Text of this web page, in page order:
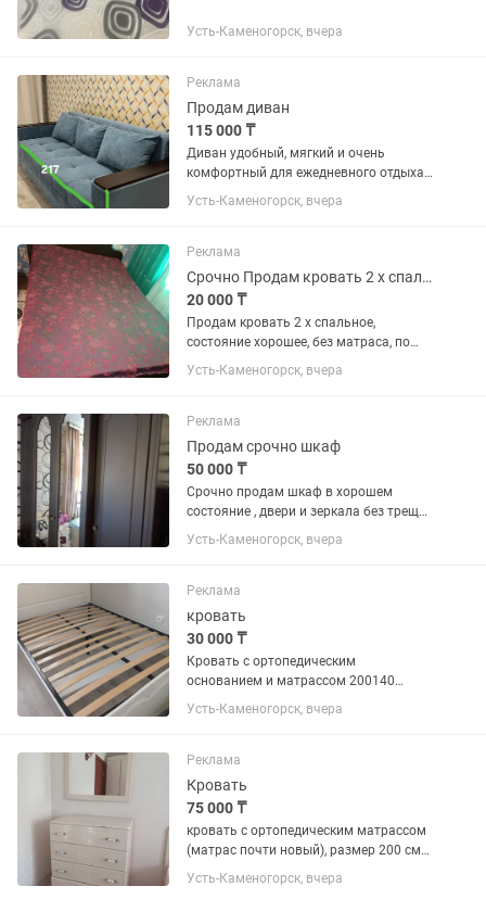
Усть-Каменогорск, вчера
Реклама
Продам диван
115 000 ₸
Диван удобный, мягкий и очень
комфортный для ежедневного отдыха
и сна. Выполнен в красивом голубом
велюре, который приятен на ощупь и
интерьер. Деревянные...
Усть-Каменогорск, вчера
Реклама
Срочно Продам кровать 2 х спальное
20 000 ₸
Продам кровать 2 х спальное,
состояние хорошее, без матраса, по
цене есть торг.
Усть-Каменогорск, вчера
Реклама
Продам срочно шкаф
50 000 ₸
Срочно продам шкаф в хорошем
состояние , двери и зеркала без трещин
и царапин По цене скидку могу сделать
Усть-Каменогорск, вчера
Реклама
кровать
30 000 ₸
Кровать с ортопедическим
основанием и матрассом 200140
(самовывоз)
Усть-Каменогорск, вчера
Реклама
Кровать
75 000 ₸
кровать с ортопедическим матрассом
(матрас почти новый), размер 200 см
на 160 см + зеркало + комод
Усть-Каменогорск, вчера